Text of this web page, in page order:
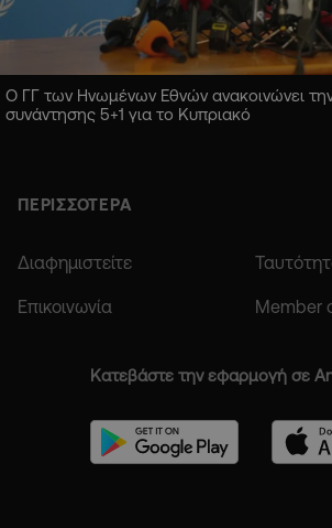
Ο ΓΓ των Ηνωμένων Εθνών ανακοινώνει
συνάντησης 5+1 για το Κυπριακό
ΠΕΡΙΣΣΟΤΕΡΑ
Διαφημιστείτε
Επικοινωνία Member
Κατεβάστε την εφαρμογή σε